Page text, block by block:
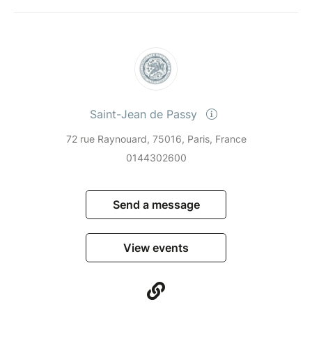
Saint-Jean de Passy
72 rue Raynouard, 75016, Paris, France
0144302600
Send a message
View events